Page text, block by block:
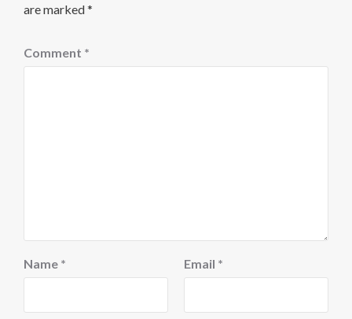
are marked*
Comment *
Name * Email *